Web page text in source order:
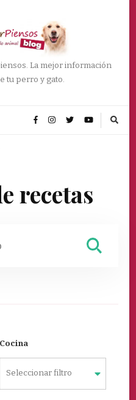
La mejor información
tu perro y gato.
recetas
Cocina